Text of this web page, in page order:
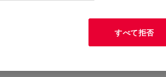
すべて拒否